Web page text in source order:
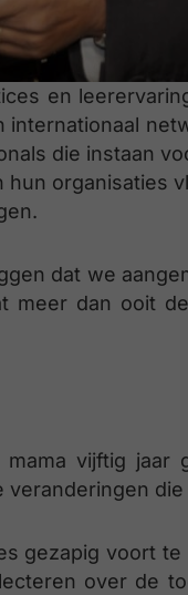
en
die instaan
organisaties
dat we
dan ooit
vijftig jaar
gezapig voort
over de